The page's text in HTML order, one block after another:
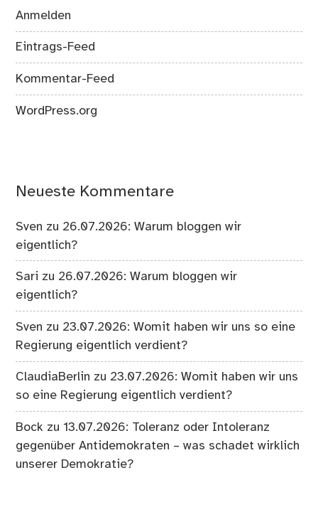
Anmelden
Eintrags-Feed
Kommentar-Feed
WordPress.org
Neueste Kommentare
Sven zu 26.07.2026: Warum bloggen wir
eigentlich?
Sari zu 26.07.2026: Warum bloggen wir
eigentlich?
Sven zu 23.07.2026: Womit haben wir uns so eine
Regierung eigentlich verdient?
ClaudiaBerlin zu 23.07.2026: Womit haben wir uns
so eine Regierung eigentlich verdient?
Bock zu13.07.2026: Toleranz oder Intoleranz
gegenüber Antidemokraten – was schadet wirklich
unserer Demokratie?